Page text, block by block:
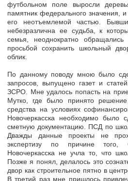
футбольном поле выросли
памятник федерального значения,
его неотъемлемой частью.
небезразлична ее судьба, к
семья, неоднократно
просьбой сохранить школьный
облик.
По данному поводу мною было
запросов, выпущено газет и
ЗСРО. Мне удалось попасть на
Мутко, где было принято
средства на условиях
Новочеркасска необходимо было
сметную документацию. ПСД по
Дважды данные проекты не
экспертизу по причине того,
Новочеркасска не учла то, что
Позже я понял, делалось это
двор как строительное пятно в
В третий раз мне пришлось